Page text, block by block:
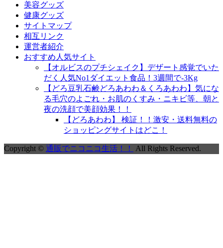
美容グッズ
健康グッズ
サイトマップ
相互リンク
運営者紹介
おすすめ人気サイト
【オルビスのプチシェイク】デザート感覚でいた
だく人気No1ダイエット食品！3週間で-3Kg
【どろ豆乳石鹸どろあわわ＆くろあわわ】気にな
る毛穴のよごれ・お肌のくすみ・ニキビ等、朝と
夜の洗顔で美顔効果！！
【どろあわわ】 検証！！激安・送料無料の
ショッピングサイトはどこ！
Copyright © 通販でニコニコ生活！！ All Rights Reserved.